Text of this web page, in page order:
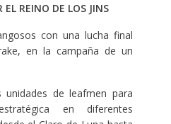
EL REINO DE LOS JINS
con una lucha final
en la campaña de un
de leafmen para
en diferentes